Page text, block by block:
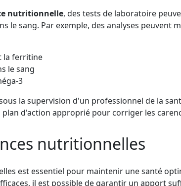
nutritionnelle, des tests de laboratoire
le sang. Par exemple, des analyses peuvent
la ferritine
le sang
3
la supervision d'un professionnel de la
d'action approprié pour corriger les
nutritionnelles
est essentiel pour maintenir une santé
il est possible de garantir un apport